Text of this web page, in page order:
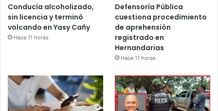
Conducía alcoholizado,
sin licencia y terminó
volcando en Yasy Cañy
Hace 11 horas
Defensoría Pública
cuestiona procedimiento
de aprehensión
registrado en
Hernandarias
Hace 11 horas